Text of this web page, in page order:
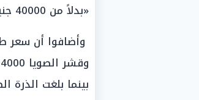
«بدلاً من 40000 جنيه».
بينما بلغت الذرة الصفراء المحلية